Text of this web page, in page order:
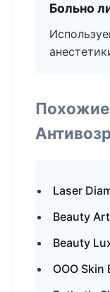
Больно
Laser
Beauty
Beauty
ООО Skin